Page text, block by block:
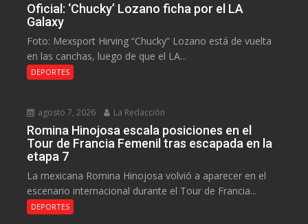
Oficial: ‘Chucky’ Lozano ficha por el LA
Galaxy
Foto: Mexsport Hirving “Chucky” Lozano está de vuelta
en las canchas, luego de que el LA...
DEPORTES
agosto 7, 2026 La Redacción
Romina Hinojosa escala posiciones en el
Tour de Francia Femenil tras escapada en la
etapa 7
La mexicana Romina Hinojosa volvió a aparecer en el
escenario internacional durante el Tour de Francia...
DEPORTES